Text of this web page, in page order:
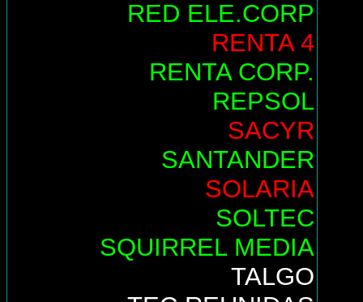
RED ELE.CORP
RENTA 4
RENTA CORP.
REPSOL
SACYR
SANTANDER
SOLARIA
SOLTEC
SQUIRREL MEDIA
TALGO